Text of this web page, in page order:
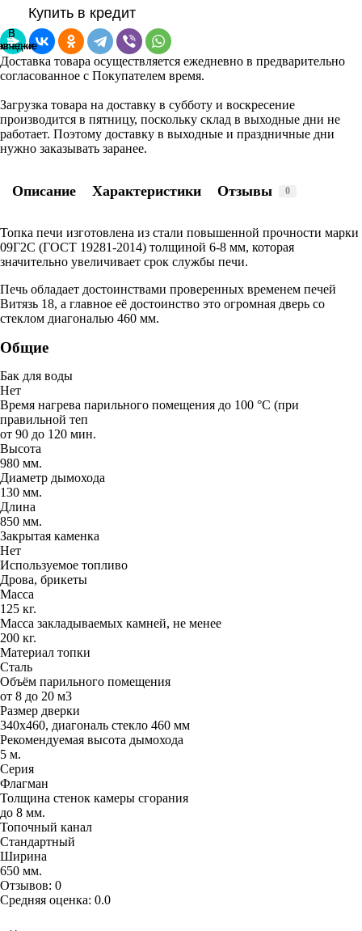
Купить в кредит
В
В
Доставка товара осуществляется ежедневно в предварительно
согласованное с Покупателем время.
Загрузка товара на доставку в субботу и воскресение
производится в пятницу, поскольку склад в выходные дни не
работает. Поэтому доставку в выходные и праздничные дни
нужно заказывать заранее.
Описание Характеристики Отзывы 0
Топка печи изготовлена из стали повышенной прочности марки
09Г2С (ГОСТ 19281-2014) толщиной 6-8 мм, которая
значительно увеличивает срок службы печи.
Печь обладает достоинствами проверенных временем печей
Витязь 18, а главное её достоинство это огромная дверь со
стеклом диагональю 460 мм.
Общие
Бак для воды
Нет
Время нагрева парильного помещения до 100 °С (при
правильной теп
от 90 до 120 мин.
Высота
980 мм.
Диаметр дымохода
130 мм.
Длина
850 мм.
Закрытая каменка
Нет
Используемое топливо
Дрова, брикеты
Масса
125 кг.
Масса закладываемых камней, не менее
200 кг.
Материал топки
Сталь
Объём парильного помещения
от 8 до 20 м3
Размер дверки
340х460, диагональ стекло 460 мм
Рекомендуемая высота дымохода
5 м.
Серия
Флагман
Толщина стенок камеры сгорания
до 8 мм.
Топочный канал
Стандартный
Ширина
650 мм.
Отзывов: 0
Средняя оценка: 0.0